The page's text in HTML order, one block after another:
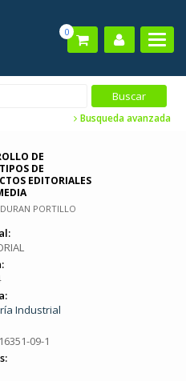
0
Busqueda avanzada
DE
DE
EDITORIALES
DURAN PORTILLO
Industrial
09-1